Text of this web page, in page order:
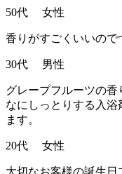
50代 女性
香りがすごくいいので
30代 男性
グレープフルーツの
なにしっとりする入
ます。
20代 女性
大切なお客様の誕生